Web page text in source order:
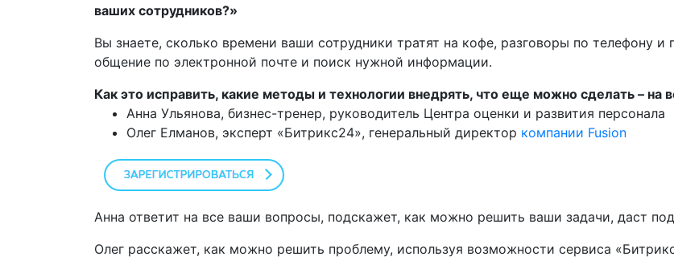
ваших сотрудников?»
Вы знаете, сколько времени ваши сотрудники тратят на кофе, разговоры по телефону
общение по электронной почте и поиск нужной информации.
Как это исправить, какие методы и технологии внедрять, что еще можно сделать –
Анна Ульянова, бизнес-тренер, руководитель Центра оценки и развития персонала
Олег Елманов, эксперт «Битрикс24», генеральный директор компании Fusion
Анна ответит на все ваши вопросы, подскажет, как можно решить ваши задачи, даст
Олег расскажет, как можно решить проблему, используя возможности сервиса